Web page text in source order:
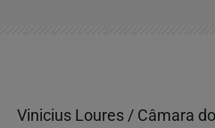
Vinicius Loures / Câmara